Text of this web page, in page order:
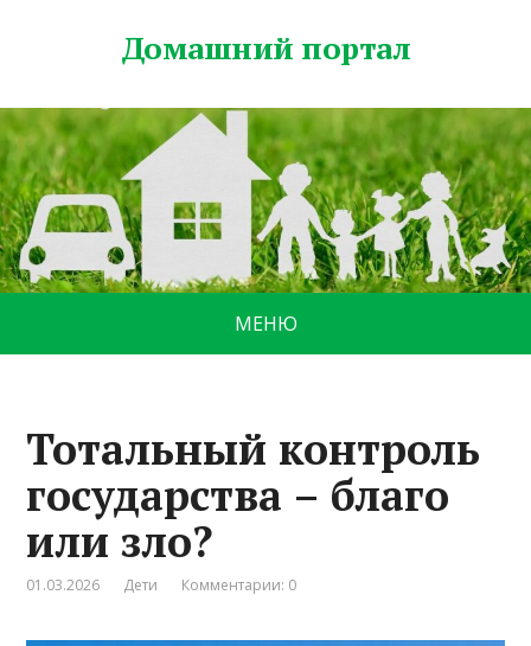
Домашний портал
МЕНЮ
Тотальный контроль
государства – благо
или зло?
01.03.2026 Дети Комментарии: 0